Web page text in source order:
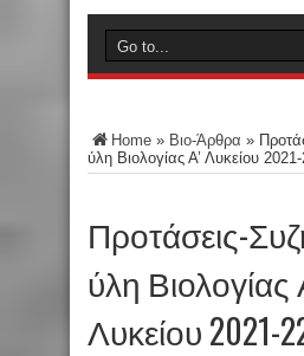
Home » Βιο-Άρθρα »
ύλη Βιολογίας Α’ Λυκείου
Προτάσεις-
ύλη Βιολογίας
Λυκείου 2021-